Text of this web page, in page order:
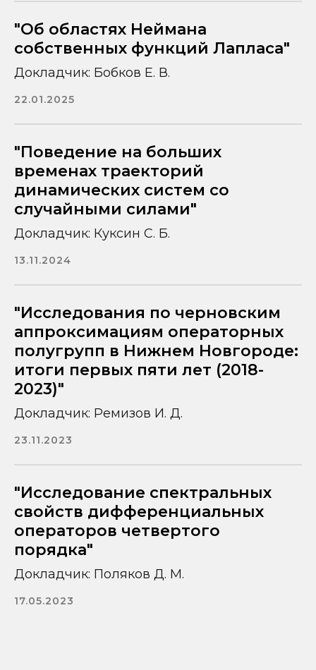
"Об областях Неймана
собственных функций Лапласа"
Докладчик: Бобков Е. В.
22.01.2025
"Поведение на больших
временах траекторий
динамических систем со
случайными силами"
Докладчик: Куксин С. Б.
13.11.2024
"Исследования по черновским
аппроксимациям операторных
полугрупп в Нижнем Новгороде:
итоги первых пяти лет (2018-
2023)"
Докладчик: Ремизов И. Д.
23.11.2023
"Исследование спектральных
свойств дифференциальных
операторов четвертого
порядка"
Докладчик: Поляков Д. М.
17.05.2023